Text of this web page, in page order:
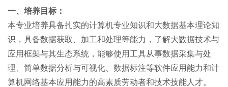
一、培养目标：
本专业培养具备扎实的计算机专业知识和大数据基本理论知
识，具备数据获取、加工和处理等能力，了解大数据技术与
应用框架与其生态系统，能够使用工具从事数据采集与处
理、简单数据分析与可视化、数据标注等软件应用能力和计
算机网络基本应用能力的高素质劳动者和技术技能人才。